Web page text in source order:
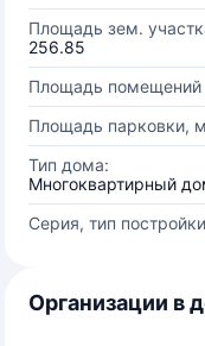
Площадь зем.
256.85
Площадь помещений
Площадь парковки,
Тип дома:
Многоквартирный
Серия, тип
Организации в